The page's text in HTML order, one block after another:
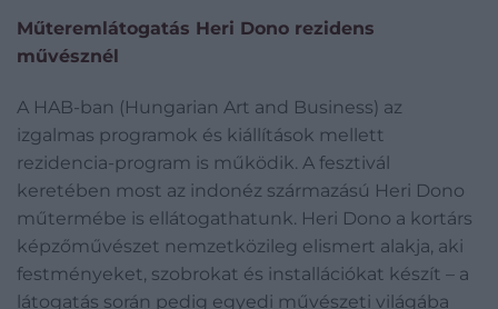
Műteremlátogatás Heri Dono rezidens
művésznél
A HAB-ban (Hungarian Art and Business) az
izgalmas programok és kiállítások mellett
rezidencia-program is működik. A fesztivál
keretében most az indonéz származású Heri Dono
műtermébe is ellátogathatunk. Heri Dono a kortárs
képzőművészet nemzetközileg elismert alakja, aki
festményeket, szobrokat és installációkat készít – a
látogatás során pedig egyedi művészeti világába